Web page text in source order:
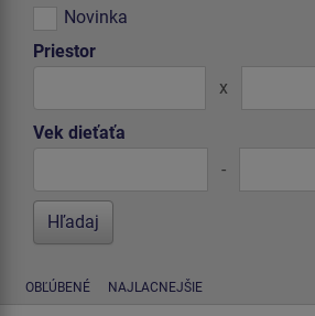
Novinka
Priestor
x
Vek dieťaťa
-
OBĽÚBENÉ NAJLACNEJŠIE